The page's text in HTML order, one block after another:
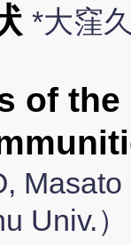
*大窪
of
Univ.）